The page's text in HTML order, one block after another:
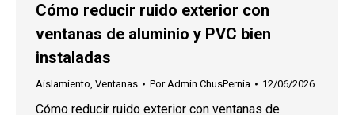
Cómo reducir ruido exterior con
ventanas de aluminio y PVC bien
instaladas
Aislamiento, Ventanas PorAdmin ChusPernia 12/06/2026
Cómo reducir ruido exterior con ventanas de